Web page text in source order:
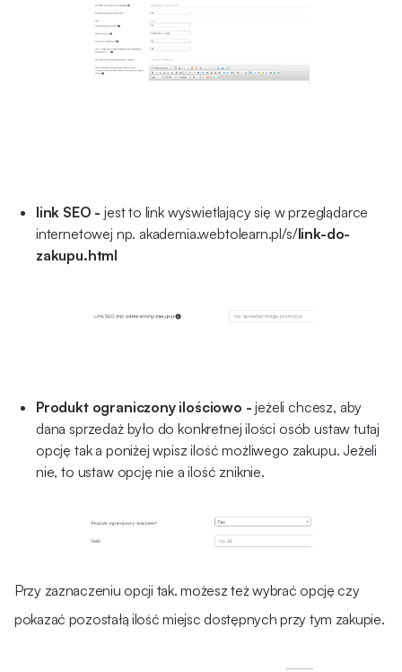
link SEO -jest to link wyświetlający się w przeglądarce
internetowej np. akademia.webtolearn.pl/s/link-do-
zakupu.html
Produkt ograniczony ilościowo -jeżeli chcesz, aby
dana sprzedaż było do konkretnej ilości osób ustaw tutaj
opcję tak a poniżej wpisz ilość możliwego zakupu. Jeżeli
nie, to ustaw opcję nie a ilość zniknie.
Przy zaznaczeniu opcji tak. możesz też wybrać opcję czy
pokazać pozostałą ilość miejsc dostępnych przy tym zakupie.